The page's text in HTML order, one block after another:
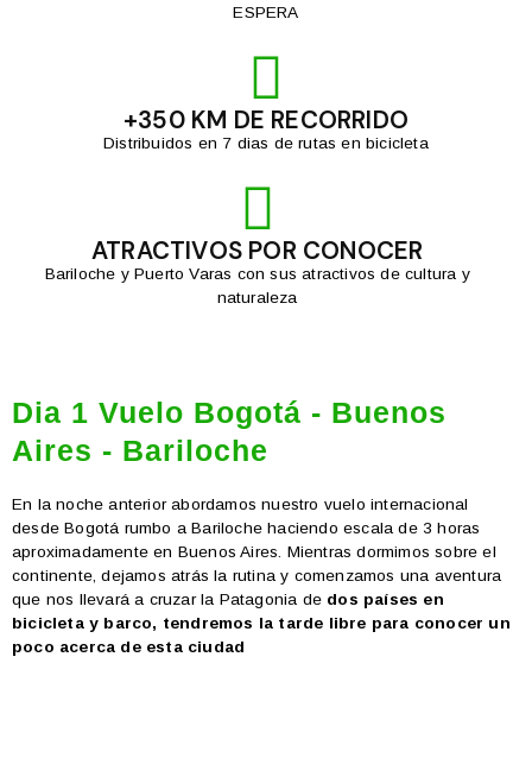
ESPERA
+350 KM DE RECORRIDO
Distribuidos en 7 dias de rutas en bicicleta
ATRACTIVOS POR CONOCER
Bariloche y Puerto Varas con sus atractivos de cultura y
naturaleza
Dia 1 Vuelo Bogotá - Buenos
Aires - Bariloche
En la noche anterior abordamos nuestro vuelo internacional
desde Bogotá rumbo a Bariloche haciendo escala de 3 horas
aproximadamente en Buenos Aires. Mientras dormimos sobre el
continente, dejamos atrás la rutina y comenzamos una aventura
que nos llevará a cruzar la Patagonia de dos países en
bicicleta y barco, tendremos la tarde libre para conocer un
poco acerca de esta ciudad